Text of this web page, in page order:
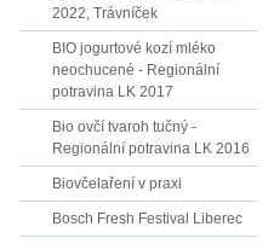
2022, Trávníček
BIO jogurtové kozí mléko
neochucené - Regionální
potravina LK 2017
Bio ovčí tvaroh tučný -
Regionální potravina LK 2016
Biovčelaření v praxi
Bosch Fresh Festival Liberec